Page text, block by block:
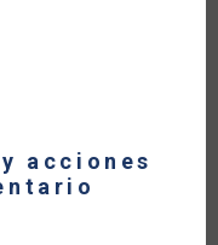
acciones